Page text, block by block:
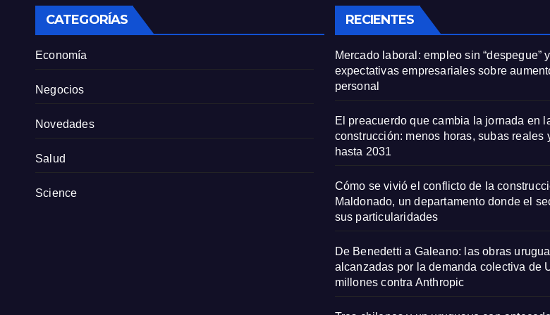
CATEGORÍAS
Economía
Negocios
Novedades
Salud
Science
RECIENTES
Mercado laboral: empleo sin “despegue”
expectativas empresariales sobre
personal
El preacuerdo que cambia la jornada en
construcción: menos horas, subas reales
hasta 2031
Cómo se vivió el conflicto de la
Maldonado, un departamento donde el
sus particularidades
De Benedetti a Galeano: las obras
alcanzadas por la demanda colectiva de
millones contra Anthropic